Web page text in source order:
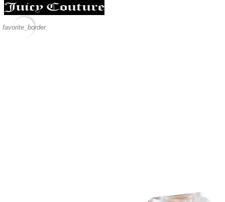
favorite_border